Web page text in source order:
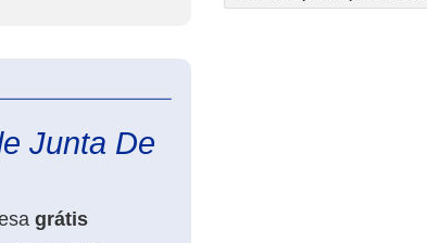
Junta De
grátis